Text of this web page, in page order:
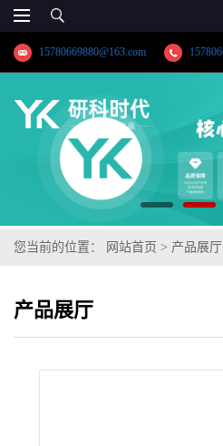
15780669880@163.com
您当前的位置： 网站首页 > 产品展厅
产品展厅